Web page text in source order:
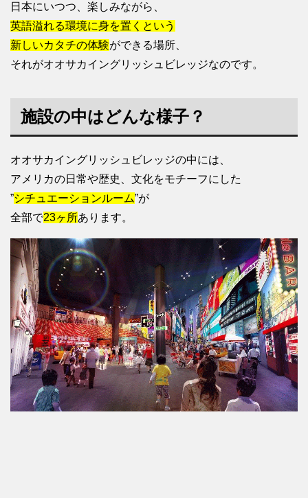
日本にいつつ、楽しみながら、
英語溢れる環境に身を置くという
新しいカタチの体験ができる場所、
それがオオサカイングリッシュビレッジなのです。
施設の中はどんな様子？
オオサカイングリッシュビレッジの中には、
アメリカの日常や歴史、文化をモチーフにした
”シチュエーションルーム”が
全部で23ヶ所あります。